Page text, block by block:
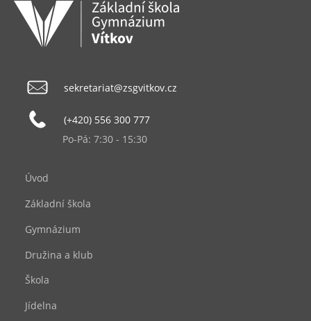
sekretariat@zsgvitkov.cz
(+420) 556 300 777
Po-Pá: 7:30 - 15:30
Úvod
Základní škola
Gymnázium
Družina a klub
Škola
Jídelna